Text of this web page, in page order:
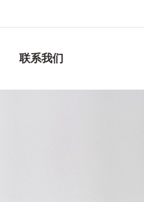
联系我们